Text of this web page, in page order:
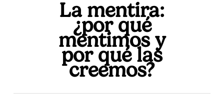
La mentira:
¿por qué
mentimos y
por qué las
creemos?